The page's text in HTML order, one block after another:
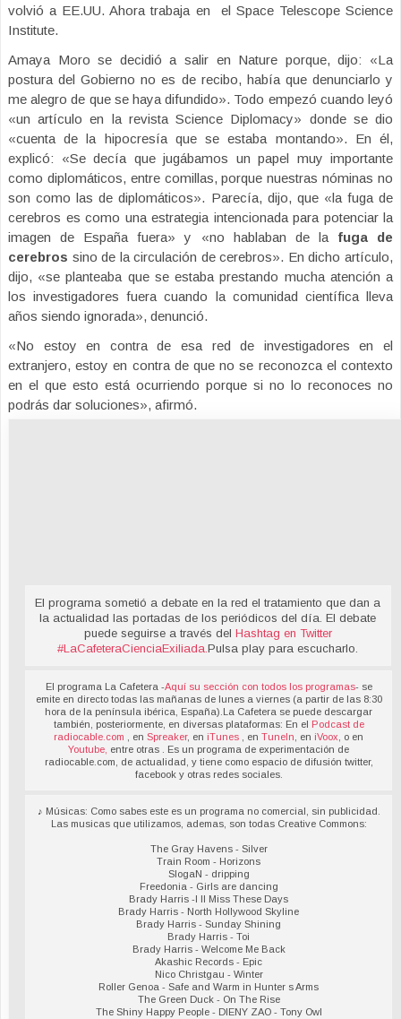
volvió a EE.UU. Ahora trabaja en el Space Telescope Science
Institute.
Amaya Moro se decidió a salir en Nature porque, dijo: «La
postura del Gobierno no es de recibo, había que denunciarlo y
me alegro de que se haya difundido». Todo empezó cuando leyó
«un artículo en la revista Science Diplomacy» donde se dio
«cuenta de la hipocresía que se estaba montando». En él,
explicó: «Se decía que jugábamos un papel muy importante
como diplomáticos, entre comillas, porque nuestras nóminas no
son como las de diplomáticos». Parecía, dijo, que «la fuga de
cerebros es como una estrategia intencionada para potenciar la
imagen de España fuera» y «no hablaban de la fuga de
cerebros sino de la circulación de cerebros». En dicho artículo,
dijo, «se planteaba que se estaba prestando mucha atención a
los investigadores fuera cuando la comunidad científica lleva
años siendo ignorada», denunció.
«No estoy en contra de esa red de investigadores en el
extranjero, estoy en contra de que no se reconozca el contexto
en el que esto está ocurriendo porque si no lo reconoces no
podrás dar soluciones», afirmó.
El programa sometió a debate en la red el tratamiento que dan a
la actualidad las portadas de los periódicos del día. El debate
puede seguirse a través del Hashtag en Twitter
#LaCafeteraCienciaExiliada.Pulsa play para escucharlo.
El programa La Cafetera -Aquí su sección con todos los programas- se
emite en directo todas las mañanas de lunes a viernes (a partir de las 8:30
hora de la península ibérica, España).La Cafetera se puede descargar
también, posteriormente, en diversas plataformas: En el
Podcast de
radiocable.com , enSpreaker, en iTunes , enTuneIn, en iVoox, o en
Youtube, entre otras . Es un programa de experimentación de
radiocable.com, de actualidad, y tiene como espacio de difusión twitter,
facebook y otras redes sociales.
♪ Músicas: Como sabes este es un programa no comercial, sin publicidad.
Las musicas que utilizamos, ademas, son todas Creative Commons:
The Gray Havens - Silver
Train Room - Horizons
SlogaN - dripping
Freedonia - Girls are dancing
Brady Harris -I ll Miss These Days
Brady Harris - North Hollywood Skyline
Brady Harris - Sunday Shining
Brady Harris - Toi
Brady Harris - Welcome Me Back
Akashic Records - Epic
Nico Christgau - Winter
Roller Genoa - Safe and Warm in Hunter s Arms
The Green Duck - On The Rise
The Shiny Happy People - DIENY ZAO - Tony Owl